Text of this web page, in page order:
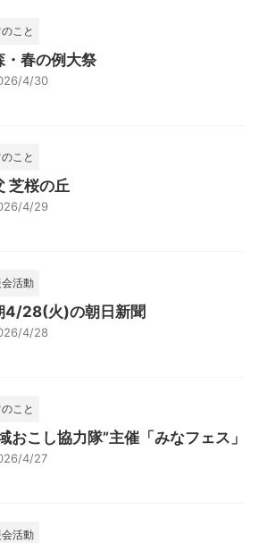
こと
・春の例大祭
4/30
こと
芝桜の丘
4/29
活動
4/28(火)の朝日新聞
4/28
こと
おこし協力隊”主催「みなフェス」
4/27
活動